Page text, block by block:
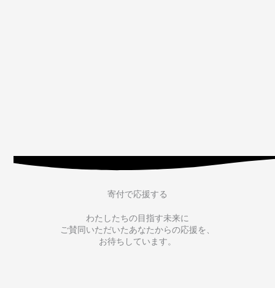
寄付で応援する
わたしたちの目指す未来に
ご賛同いただいたあなたからの応援を、
お待ちしています。